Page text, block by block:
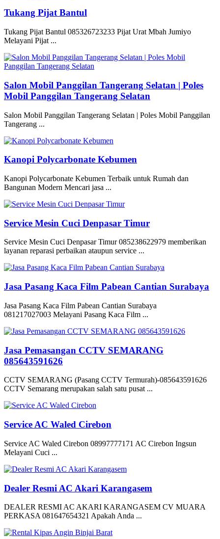
Tukang Pijat Bantul
Tukang Pijat Bantul 085326723233 Pijat Urat Mbah Jumiyo
Melayani Pijat ...
Salon Mobil Panggilan Tangerang Selatan | Poles
Mobil Panggilan Tangerang Selatan
Salon Mobil Panggilan Tangerang Selatan | Poles Mobil Panggilan
Tangerang ...
Kanopi Polycarbonate Kebumen
Kanopi Polycarbonate Kebumen Terbaik untuk Rumah dan
Bangunan Modern Mencari jasa ...
Service Mesin Cuci Denpasar Timur
Service Mesin Cuci Denpasar Timur 085238622979 memberikan
layanan reparasi perbaikan ataupun service ...
Jasa Pasang Kaca Film Pabean Cantian Surabaya
Jasa Pasang Kaca Film Pabean Cantian Surabaya
081217027003 Melayani Pasang Kaca Film ...
Jasa Pemasangan CCTV SEMARANG
085643591626
CCTV SEMARANG (Pasang CCTV Termurah)-085643591626
CCTV Semarang merupakan salah satu pusat ...
Service AC Waled Cirebon
Service AC Waled Cirebon 08997777171 AC Cirebon Ingsun
Melayani Cuci ...
Dealer Resmi AC Akari Karangasem
DEALER RESMI AC AKARI KARANGASEM CV MUARA
PERKASA 081647654321 Apakah Anda ...